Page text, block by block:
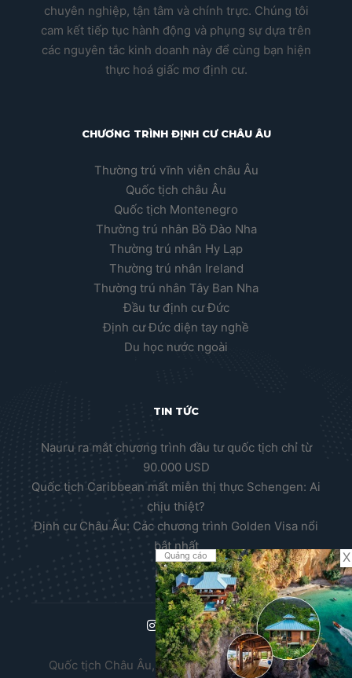
chuyên nghiệp, tận tâm và chính trực. Chúng tôi
cam kết tiếp tục hành động và phụng sự dựa trên
các nguyên tắc kinh doanh này để cùng bạn hiện
thực hoá giấc mơ định cư.
CHƯƠNG TRÌNH ĐỊNH CƯ CHÂU ÂU
Thường trú vĩnh viễn châu Âu
Quốc tịch châu Âu
Quốc tịch Montenegro
Thường trú nhân Bồ Đào Nha
Thường trú nhân Hy Lạp
Thường trú nhân Ireland
Thường trú nhân Tây Ban Nha
Đầu tư định cư Đức
Định cư Đức diện tay nghề
Du học nước ngoài
TIN TỨC
Nauru ra mắt chương trình đầu tư quốc tịch chỉ từ
90.000 USD
Quốc tịch Caribbean mất miễn thị thực Schengen: Ai
chịu thiệt?
Định cư Châu Âu: Các chương trình Golden Visa nổi
bật nhất
Quốc tịch Châu Âu, Thường trú nhân Châu Âu,
Quảng cáo X